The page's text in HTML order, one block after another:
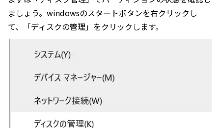
ましょう。windowsのスタートボタンを右クリックし
て、「ディスクの管理」をクリックします。